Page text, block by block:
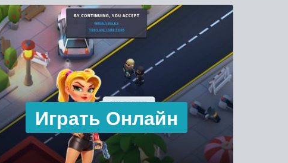
Играть Онлайн